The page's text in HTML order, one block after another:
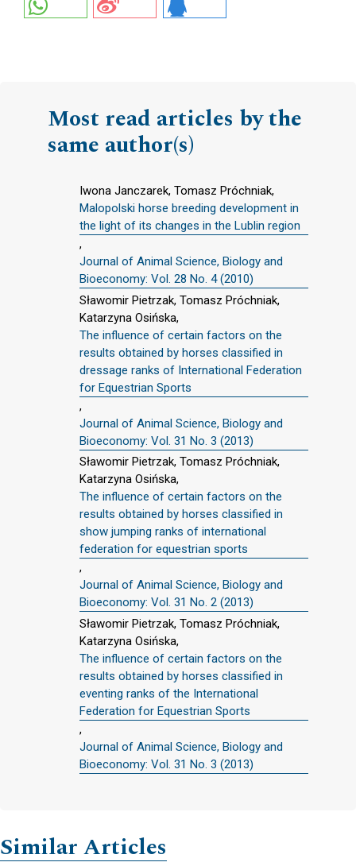
Most read articles by the
same author(s)
Iwona Janczarek, Tomasz Próchniak,
Malopolski horse breeding development in
the light of its changes in the Lublin region
,
Journal of Animal Science, Biology and
Bioeconomy: Vol. 28 No. 4 (2010)
Sławomir Pietrzak, Tomasz Próchniak,
Katarzyna Osińska,
The influence of certain factors on the
results obtained by horses classified in
dressage ranks of International Federation
for Equestrian Sports
,
Journal of Animal Science, Biology and
Bioeconomy: Vol. 31 No. 3 (2013)
Sławomir Pietrzak, Tomasz Próchniak,
Katarzyna Osińska,
The influence of certain factors on the
results obtained by horses classified in
show jumping ranks of international
federation for equestrian sports
,
Journal of Animal Science, Biology and
Bioeconomy: Vol. 31 No. 2 (2013)
Sławomir Pietrzak, Tomasz Próchniak,
Katarzyna Osińska,
The influence of certain factors on the
results obtained by horses classified in
eventing ranks of the International
Federation for Equestrian Sports
,
Journal of Animal Science, Biology and
Bioeconomy: Vol. 31 No. 3 (2013)
Similar Articles